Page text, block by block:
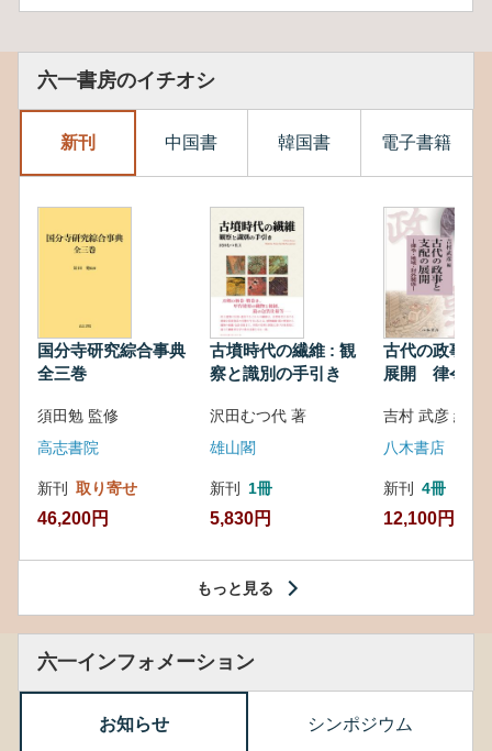
六一書房のイチオシ
新刊 中国書 韓国書 電子書籍
国分寺研究綜合事典
全三巻
須田勉 監修
高志書院
新刊 取り寄せ
46,200円
古墳時代の繊維 : 観
察と識別の手引き
沢田むつ代 著
雄山閣
新刊 1冊
5,830円
古代の政事と
展開 律令・
吉村 武彦 編集
八木書店
新刊 4冊
12,100円
もっと見る
六一インフォメーション
お知らせ シンポジウム